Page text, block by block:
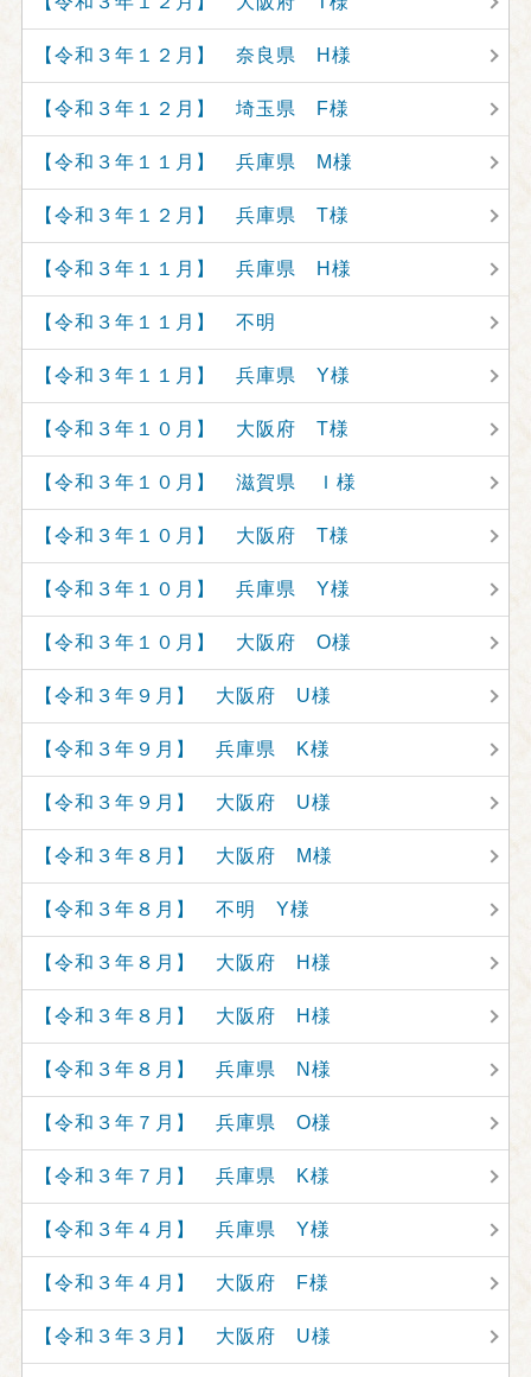
【令和３年１２月】 奈良県 H様
【令和３年１２月】 埼玉県 F様
【令和３年１１月】 兵庫県 M様
【令和３年１２月】 兵庫県 T様
【令和３年１１月】 兵庫県 H様
【令和３年１１月】 不明
【令和３年１１月】 兵庫県 Y様
【令和３年１０月】 大阪府 T様
【令和３年１０月】 滋賀県 Ｉ様
【令和３年１０月】 大阪府 T様
【令和３年１０月】 兵庫県 Y様
【令和３年１０月】 大阪府 O様
【令和３年９月】 大阪府 U様
【令和３年９月】 兵庫県 K様
【令和３年９月】 大阪府 U様
【令和３年８月】 大阪府 M様
【令和３年８月】 不明 Y様
【令和３年８月】 大阪府 H様
【令和３年８月】 大阪府 H様
【令和３年８月】 兵庫県 N様
【令和３年７月】 兵庫県 O様
【令和３年７月】 兵庫県 K様
【令和３年４月】 兵庫県 Y様
【令和３年４月】 大阪府 F様
【令和３年３月】 大阪府 U様